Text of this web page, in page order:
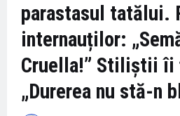
parastasul tatălui.
internauților:
Cruella!” Stiliștii îi
„Durerea nu stă-n